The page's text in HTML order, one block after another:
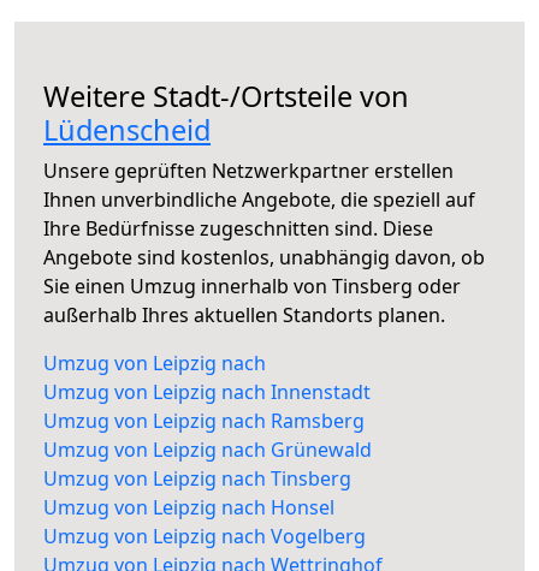
Weitere Stadt-/Ortsteile von
Lüdenscheid
Unsere geprüften Netzwerkpartner erstellen
Ihnen unverbindliche Angebote, die speziell auf
Ihre Bedürfnisse zugeschnitten sind. Diese
Angebote sind kostenlos, unabhängig davon, ob
Sie einen Umzug innerhalb von Tinsberg oder
außerhalb Ihres aktuellen Standorts planen.
Umzug von Leipzig nach
Umzug von Leipzig nach Innenstadt
Umzug von Leipzig nach Ramsberg
Umzug von Leipzig nach Grünewald
Umzug von Leipzig nach Tinsberg
Umzug von Leipzig nach Honsel
Umzug von Leipzig nach Vogelberg
Umzug von Leipzig nach Wettringhof